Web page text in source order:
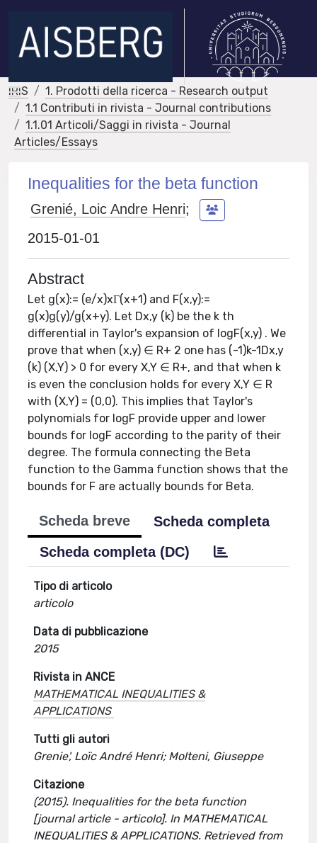
IRIS
1. Prodotti della ricerca - Research output
1.1 Contributi in rivista - Journal contributions
1.1.01 Articoli/Saggi in rivista - Journal
Articles/Essays
Inequalities for the beta function
Grenié, Loic Andre Henri;
2015-01-01
Abstract
Let g(x):= (e/x)xΓ(x+1) and F(x,y):=
g(x)g(y)/g(x+y). Let Dx,y (k) be the k th
differential in Taylor's expansion of logF(x,y) . We
prove that when (x,y) ∈ R+ 2 one has (-1)k-1Dx,y
(k) (X,Y) > 0 for every X,Y ∈ R+, and that when k
is even the conclusion holds for every X,Y ∈ R
with (X,Y) = (0,0). This implies that Taylor's
polynomials for logF provide upper and lower
bounds for logF according to the parity of their
degree. The formula connecting the Beta
function to the Gamma function shows that the
bounds for F are actually bounds for Beta.
Scheda breve
Scheda completa
Scheda completa (DC)
Tipo di articolo
articolo
Data di pubblicazione
2015
Rivista in ANCE
MATHEMATICAL INEQUALITIES &
APPLICATIONS
Tutti gli autori
Grenie', Loïc André Henri; Molteni, Giuseppe
Citazione
(2015). Inequalities for the beta function
[journal article - articolo]. In MATHEMATICAL
INEQUALITIES & APPLICATIONS. Retrieved from